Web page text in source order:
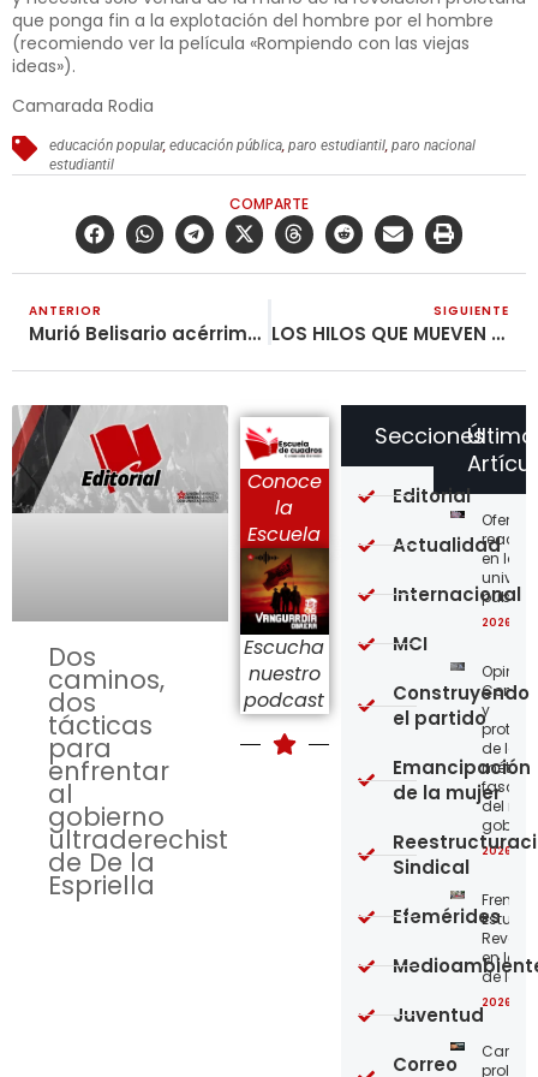
que ponga fin a la explotación del hombre por el hombre
(recomiendo ver la película «Rompiendo con las viejas
ideas»).
Camarada Rodia
educación popular,educación pública ,paro estudiantil ,paro nacional
estudiantil
COMPARTE
ANTERIOR
Murió Belisario acérrimo enemigo del pueblo
SIGUIENTE
LOS HILOS QUE MUEVEN LA RUTA DEL SOL 2
Dos
caminos,
dos
tácticas
para
enfrentar
al
gobierno
ultraderechista
de De la
Espriella
Conoce
la
Escuela
Escucha
nuestro
podcast
en las
2026-
y
de los
del
2026-
Frente
en la
de los
2026-
Carta
Secciones
Editorial
Actualidad
Internacional
MCI
Construyendo
el partido
Emancipación
de la mujer
Sindical
Efemérides
Juventud
Correo